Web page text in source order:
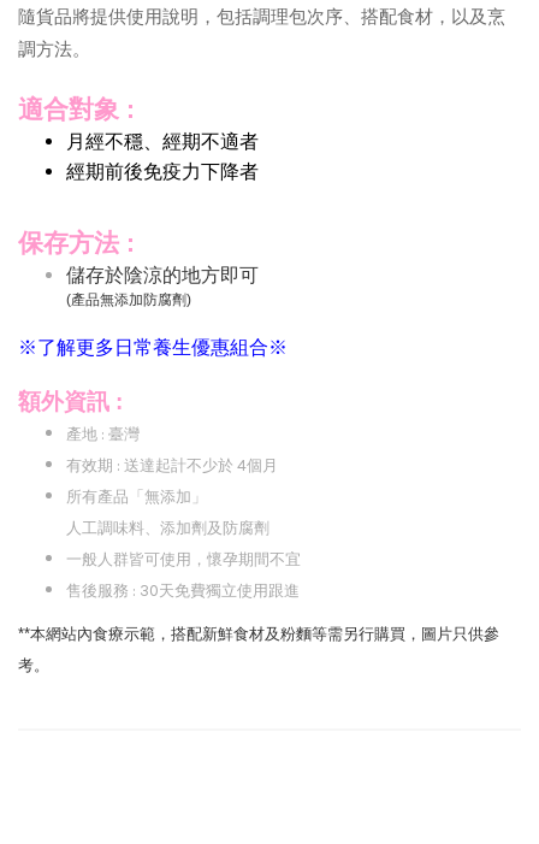
隨貨品將提供使用說明，包括調理包次序、搭配食材，以及烹
調方法。
適合對象 :
月經不穩、經期不適者
經期前後免疫力下降者
保存方法 :
儲存於陰涼的地方即可
(產品無添加防腐劑)
※了解更多日常養生優惠組合※
額外資訊 :
產地 : 臺灣
有效期 : 送達起計不少於 4個月
所有產品「無添加」
人工調味料、添加劑及防腐劑
一般人群皆可使用，懷孕期間不宜
售後服務 : 30天免費獨立使用跟進
**本網站內食療示範，搭配新鮮食材及粉麵等需另行購買，圖片只供參
考。